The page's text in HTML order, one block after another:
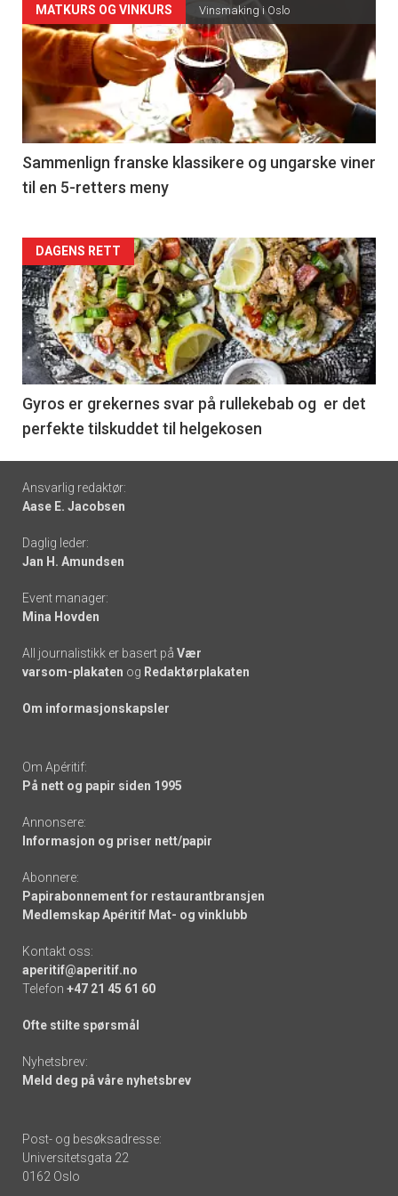
Forsiden
akkurat
nå
-
5
MATKURS OG VINKURS Vinsmaking i Oslo
Sammenlign franske klassikere og ungarske viner
til en 5-retters meny
Forsiden
akkurat
nå
-
6
DAGENS RETT
Gyros er grekernes svar på rullekebab og er det
perfekte tilskuddet til helgekosen
Footer
-
links
Ansvarlig redaktør:
Aase E. Jacobsen
Daglig leder:
Jan H. Amundsen
Event manager:
Mina Hovden
All journalistikk er basert på Vær
varsom-plakaten og Redaktørplakaten
Om informasjonskapsler
Om Apéritif:
På nett og papir siden 1995
Annonsere:
Informasjon og priser nett/papir
Abonnere:
Papirabonnement for restaurantbransjen
Medlemskap Apéritif Mat- og vinklubb
Kontakt oss:
aperitif@aperitif.no
Telefon +47 21 45 61 60
Ofte stilte spørsmål
Nyhetsbrev:
Meld deg på våre nyhetsbrev
Post- og besøksadresse:
Universitetsgata 22
0162 Oslo